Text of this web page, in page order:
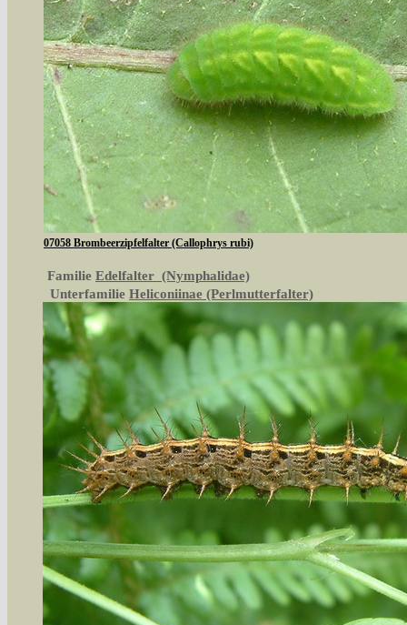
07058 Brombeerzipfelfalter (Callophrys rubi)
Familie Edelfalter (Nymphalidae)
Unterfamilie Heliconiinae (Perlmutterfalter)